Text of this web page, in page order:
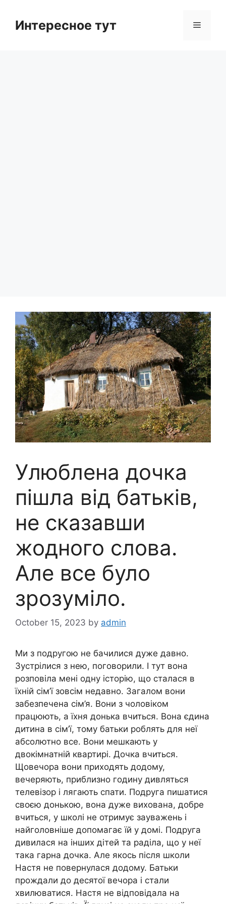
contentИнтересное тут Menu
Улюблена дочка
пішла від батьків,
не сказавши
жодного слова.
Але все було
зрозуміло.
October 15, 2023 by admin
Ми з подругою не бачилися дуже давно.
Зустрілися з нею, поговорили. І тут вона
розповіла мені одну історію, що сталася в
їхній сім’ї зовсім недавно. Загалом вони
забезпечена сім’я. Вони з чоловіком
працюють, а їхня донька вчиться. Вона єдина
дитина в сім’ї, тому батьки роблять для неї
абсолютно все. Вони мешкають у
двокімнатній квартирі. Дочка вчиться.
Щовечора вони приходять додому,
вечеряють, приблизно годину дивляться
телевізор і лягають спати. Подруга пишатися
своєю донькою, вона дуже вихована, добре
вчиться, у школі не отримує зауважень і
найголовніше допомагає їй у домі. Подруга
дивилася на інших дітей та раділа, що у неї
така гарна дочка. Але якось після школи
Настя не повернулася додому. Батьки
прождали до десятої вечора і стали
хвилюватися. Настя не відповідала на